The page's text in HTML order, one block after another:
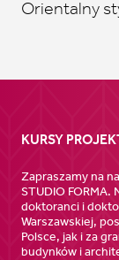
Orientalny
KURSY
Zapraszamy na
STUDIO FORMA.
doktoranci i
Warszawskiej,
Polsce, jak i za
budynków i